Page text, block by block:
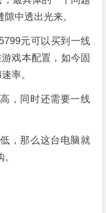
中透出光来。
元可以买到一线
戏本配置，如今固
率。
，同时还需要一线
，那么这台电脑就